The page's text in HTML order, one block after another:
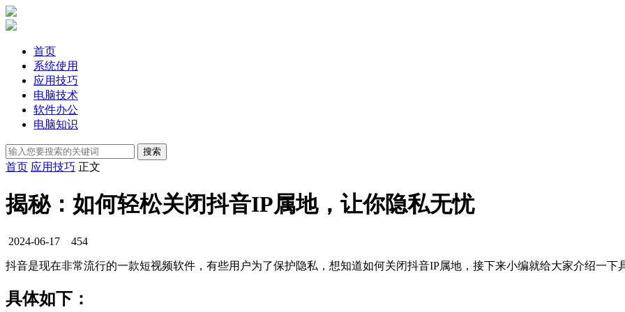
首页
系统使用
应用技巧
电脑技术
软件办公
电脑知识
首页 应用技巧 正文
揭秘：如何轻松关闭抖音IP属地，让你隐私无忧
2024-06-17 454
抖音是现在非常流行的一款短视频软件，有些用户为了保护隐私，想知道如何关闭抖音IP属地，接下来小编就给大家介绍一下
具体如下：